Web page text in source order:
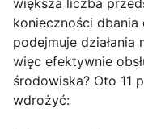
większa liczba
konieczności
podejmuje działania
więc efektywnie
środowiska? Oto 11
wdrożyć: